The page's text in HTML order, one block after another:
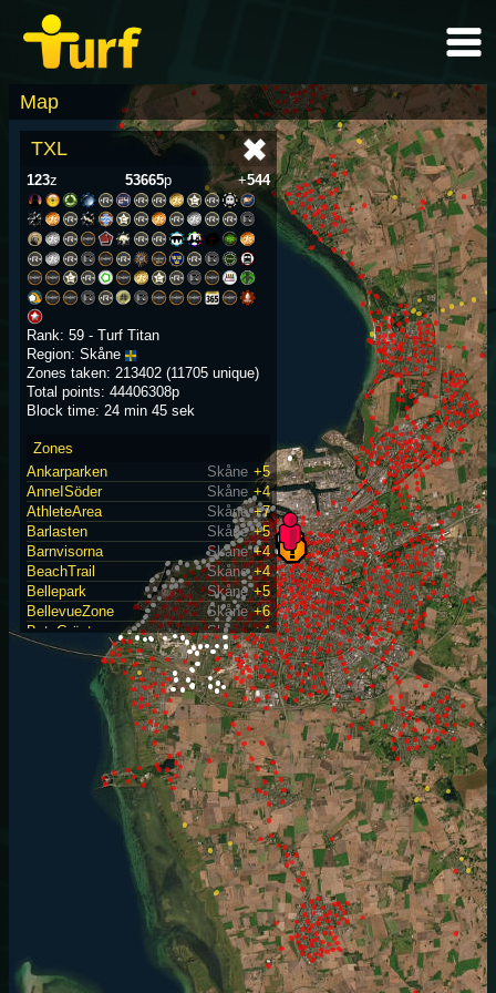
Map
TXL
123z 53665p +544
Rank: 59 - Turf Titan
Region: Skåne
Zones taken: 213402 (11705 unique)
Total points: 44406308p
Block time: 24 min 45 sek
Zones
Ankarparken
+5
Skåne
AnneISöder
+4
Skåne
AthleteArea
+7
Skåne
Barlasten
+5
Skåne
Barnvisorna
+4
Skåne
BeachTrail
+4
Skåne
Bellepark
+5
Skåne
BellevueZone
+6
Skåne
BetaGrönt
+4
Skåne
Blåseberga
+2
Skåne
+6
Skåne
BreezeZone
+3
Skåne
+4
Skåne
+5
Skåne
+4
Skåne
Bunkefloden
+3
Skåne
+6
Skåne
+5
Skåne
+3
Skåne
+6
Skåne
+5
Skåne
+3
Skåne
+5
Skåne
+1
Skåne
+1
Skåne
Cykelkorg
+5
Skåne